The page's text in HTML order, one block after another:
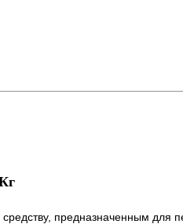
предназначенным для